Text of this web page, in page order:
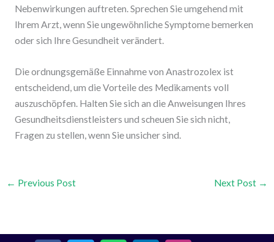
Nebenwirkungen auftreten. Sprechen Sie umgehend mit
Ihrem Arzt, wenn Sie ungewöhnliche Symptome bemerken
oder sich Ihre Gesundheit verändert.
Die ordnungsgemäße Einnahme von Anastrozolex ist
entscheidend, um die Vorteile des Medikaments voll
auszuschöpfen. Halten Sie sich an die Anweisungen Ihres
Gesundheitsdienstleisters und scheuen Sie sich nicht,
Fragen zu stellen, wenn Sie unsicher sind.
← Previous Post Next Post →